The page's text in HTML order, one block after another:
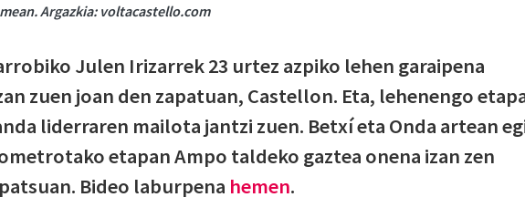
Argazkia: voltacastello.com
Julen Irizarrek 23 urtez azpiko lehen garaipena
zuen joan den zapatuan, Castellon. Eta, lehenengo
liderraren mailota jantzi zuen. Betxí eta Onda artean
etapan Ampo taldeko gaztea onena izan zen
Bideo laburpena hemen.